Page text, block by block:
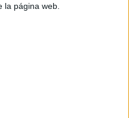
la página web.
y hay muchísimos títulos